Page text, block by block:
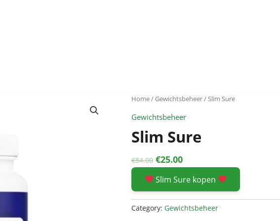
Home/Gewichtsbeheer/ Slim Sure
Gewichtsbeheer
Slim Sure
€84.00 Original
was:
€84.00.
€25.00Current
is:
€25.00.
Slim Sure kopen
Category: Gewichtsbeheer